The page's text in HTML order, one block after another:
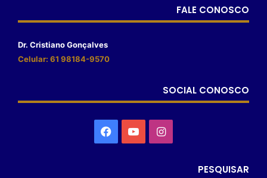
FALE CONOSCO
Dr. Cristiano Gonçalves
Celular: 61 98184-9570
SOCIAL CONOSCO
PESQUISAR